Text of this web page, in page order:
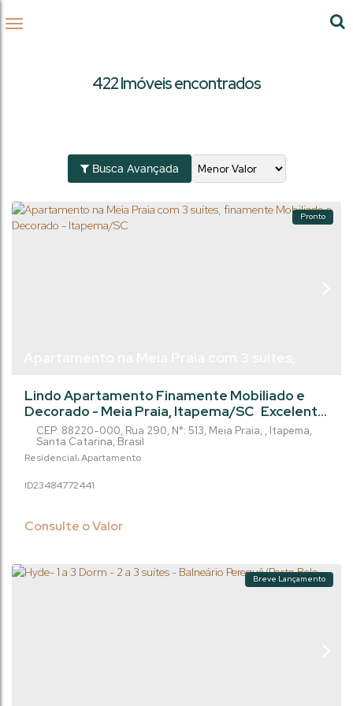
422 Imóveis encontrados
Busca Avançada
Pronto
Itapema/SC
Residencial Apartamento
Consulte o Valor
2441
2348477
CEP: 88220-000, Rua 290, N°: 513, Meia Praia , Itapema,
Santa Catarina, Brasil
Lindo Apartamento Finamente Mobiliado e
Decorado - Meia Praia, Itapema/SC Excelente
oportunidade para morar com todo o
conforto, elegância e praticidade em uma das
regiões mais desejadas de Itapema! Imóvel
situado a apenas 715 metros do mar na Meia
Breve Lançamento